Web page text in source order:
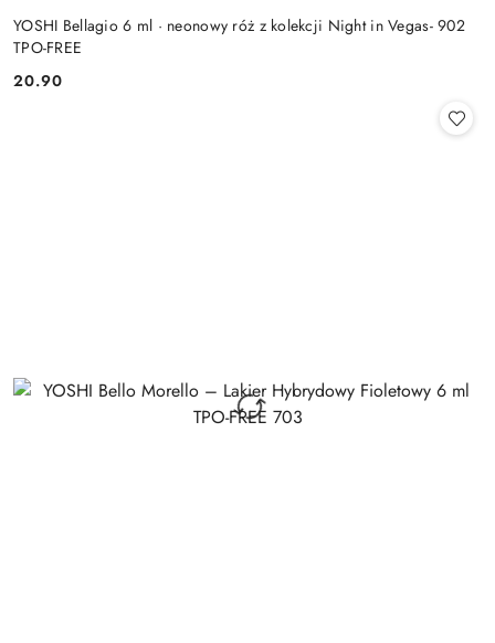
YOSHI Bellagio 6 ml · neonowy róż z kolekcji Night in Vegas- 902
TPO-FREE
Cena:
20.90